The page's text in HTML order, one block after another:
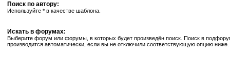
Поиск по автору:
Используйте * в качестве шаблона.
Искать в форумах:
Выберите форум или форумы, в которых будет произведён поиск. Поиск в
производится автоматически, если вы не отключили соответствующую опцию ниже.